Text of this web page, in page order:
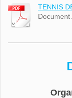
TENNIS
Document